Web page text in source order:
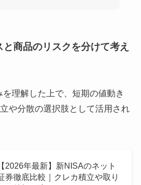
商品のリスクを分けて考え
理解した上で、短期の値動き
や分散の選択肢として活用され
【2026年最新】新NISAのネット
券徹底比較｜クレカ積立や取り